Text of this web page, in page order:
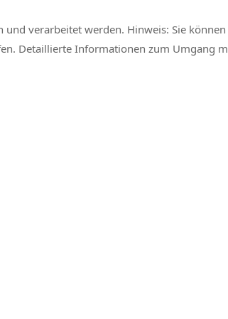
verarbeitet werden. Hinweis: Sie
Detaillierte Informationen zum Umgang